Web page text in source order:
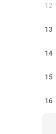
12
13
14
15
16